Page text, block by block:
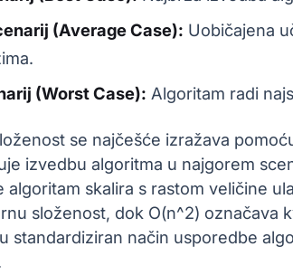
(Average Case): Uobičajena
(Worst Case): Algoritam radi
se najčešće izražava
izvedbu algoritma u najgorem
algoritam skalira s rastom veličine
složenost, dok O(n^2) označava
standardiziran način usporedbe